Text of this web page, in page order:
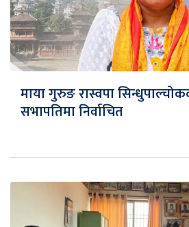
माया गुरुङ रास्वपा
सभापतिमा निर्वाचित